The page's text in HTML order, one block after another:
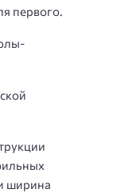
первого.
ширина